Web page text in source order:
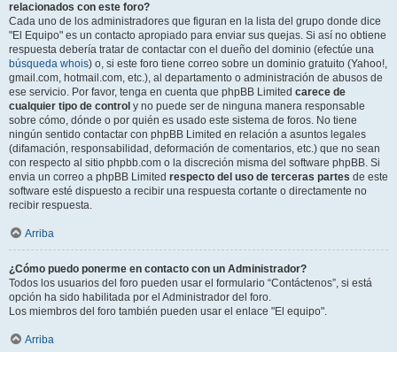
relacionados con este foro?
Cada uno de los administradores que figuran en la lista del grupo donde dice
"El Equipo" es un contacto apropiado para enviar sus quejas. Si así no obtiene
respuesta debería tratar de contactar con el dueño del dominio (efectúe una
búsqueda whois) o, si este foro tiene correo sobre un dominio gratuito (Yahoo!,
gmail.com, hotmail.com, etc.), al departamento o administración de abusos de
ese servicio. Por favor, tenga en cuenta que phpBB Limited carece de
cualquier tipo de control y no puede ser de ninguna manera responsable
sobre cómo, dónde o por quién es usado este sistema de foros. No tiene
ningún sentido contactar con phpBB Limited en relación a asuntos legales
(difamación, responsabilidad, deformación de comentarios, etc.) que no sean
con respecto al sitio phpbb.com o la discreción misma del software phpBB. Si
envia un correo a phpBB Limited respecto del uso de terceras partes de este
software esté dispuesto a recibir una respuesta cortante o directamente no
recibir respuesta.
Arriba
¿Cómo puedo ponerme en contacto con un Administrador?
Todos los usuarios del foro pueden usar el formulario “Contáctenos”, si está
opción ha sido habilitada por el Administrador del foro.
Los miembros del foro también pueden usar el enlace "El equipo".
Arriba